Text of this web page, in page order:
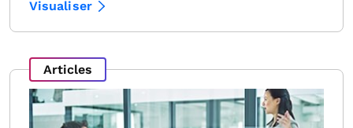
Visualiser
Articles